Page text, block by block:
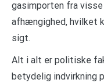
gasimporten fra
afhængighed, hvilket
sigt.
Alt i alt er politiske
betydelig indvirkning